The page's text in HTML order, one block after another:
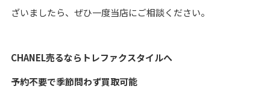
ざいましたら、ぜひ一度当店にご相談ください。
CHANEL売るならトレファクスタイルへ
予約不要で季節問わず買取可能